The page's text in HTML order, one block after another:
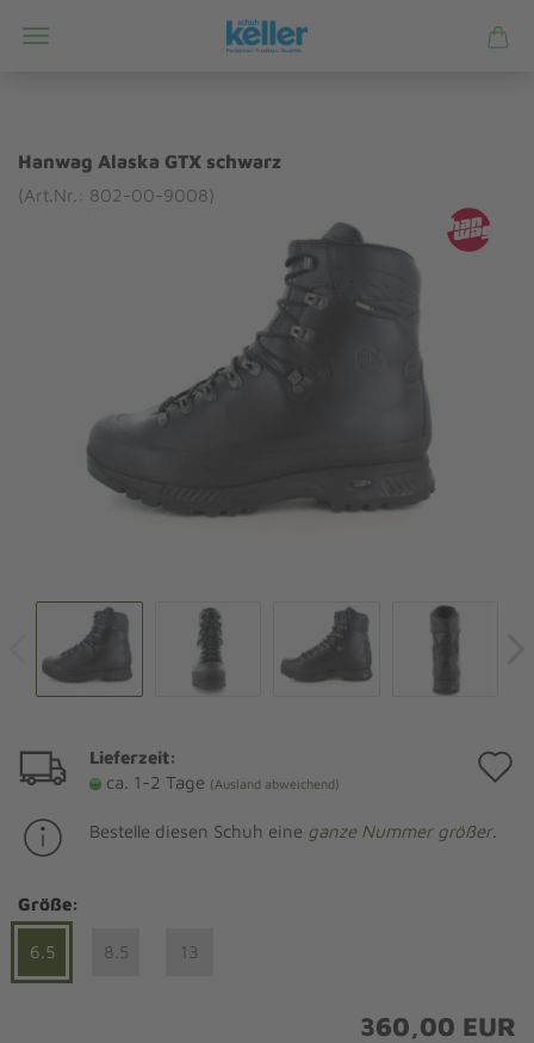
Hanwag Alaska GTX schwarz
(Art.Nr.: 802-00-9008)
Lieferzeit:
ca. 1-2 Tage (Ausland abweichend)
Bestelle diesen Schuh eine ganze Nummer größer.
Größe:
6.5 8.5 13
360,00 EUR